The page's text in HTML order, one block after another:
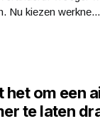
Nu kiezen werkne...
het om een
te laten